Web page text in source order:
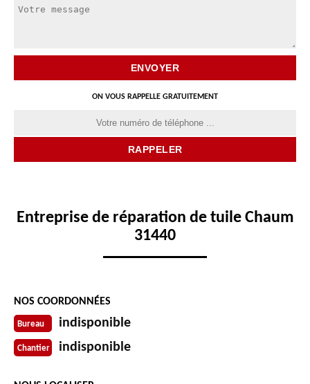
ON VOUS RAPPELLE GRATUITEMENT
Entreprise de réparation de tuile Chaum
31440
NOS COORDONNÉES
Bureau indisponible
Chantier indisponible